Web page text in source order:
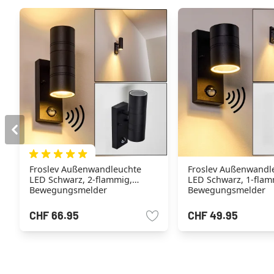
Froslev Außenwandleuchte
LED Schwarz, 2-flammig,
Bewegungsmelder
CHF 66.95
Froslev
LED Schwarz, 1-
Bewegungsmelder
CHF 49.95